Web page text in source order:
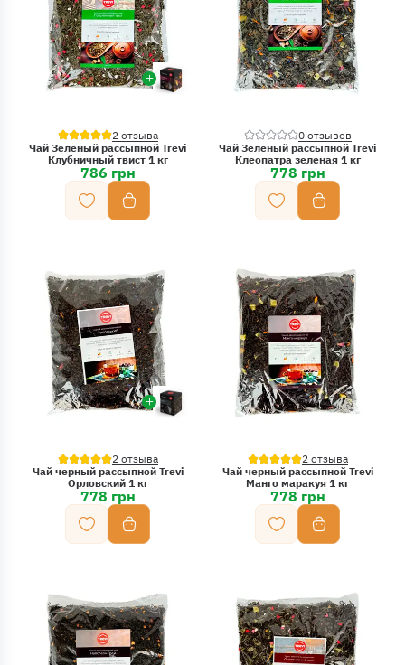
2 отзыва
Чай Зеленый рассыпной Trevi
Клубничный твист 1 кг
786 грн
0 отзывов
Чай Зеленый рассыпной Trevi
Клеопатра зеленая 1 кг
778 грн
2 отзыва
Чай черный рассыпной Trevi
Орловский 1 кг
778 грн
2 отзыва
Чай черный рассыпной Trevi
Манго маракуя 1 кг
778 грн